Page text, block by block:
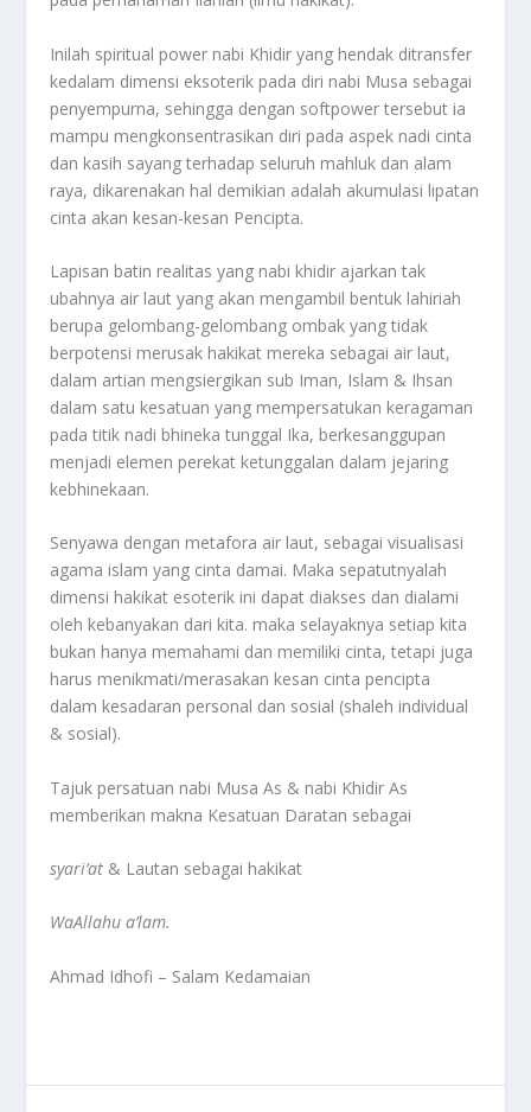
Inilah spiritual power nabi Khidir yang hendak ditransfer
kedalam dimensi eksoterik pada diri nabi Musa sebagai
penyempurna, sehingga dengan softpower tersebut ia
mampu mengkonsentrasikan diri pada aspek nadi cinta
dan kasih sayang terhadap seluruh mahluk dan alam
raya, dikarenakan hal demikian adalah akumulasi lipatan
cinta akan kesan-kesan Pencipta.
Lapisan batin realitas yang nabi khidir ajarkan tak
ubahnya air laut yang akan mengambil bentuk lahiriah
berupa gelombang-gelombang ombak yang tidak
berpotensi merusak hakikat mereka sebagai air laut,
dalam artian mengsiergikan sub Iman, Islam & Ihsan
dalam satu kesatuan yang mempersatukan keragaman
pada titik nadi bhineka tunggal Ika, berkesanggupan
menjadi elemen perekat ketunggalan dalam jejaring
kebhinekaan.
Senyawa dengan metafora air laut, sebagai visualisasi
agama islam yang cinta damai. Maka sepatutnyalah
dimensi hakikat esoterik ini dapat diakses dan dialami
oleh kebanyakan dari kita. maka selayaknya setiap kita
bukan hanya memahami dan memiliki cinta, tetapi juga
harus menikmati/merasakan kesan cinta pencipta
dalam kesadaran personal dan sosial (shaleh individual
& sosial).
Tajuk persatuan nabi Musa As & nabi Khidir As
memberikan makna Kesatuan Daratan sebagai
syari’at & Lautan sebagai hakikat
WaAllahu a’lam.
Ahmad Idhofi – Salam Kedamaian